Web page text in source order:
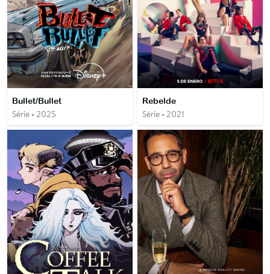
Bullet/Bullet
Série • 2025
Rebelde
Série • 2021